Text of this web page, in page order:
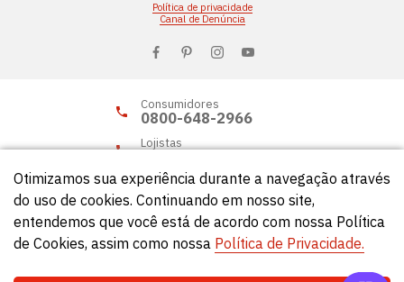
Política de privacidade
Canal de Denúncia
Consumidores
0800-648-2966
Lojistas
© Círculo 2026 - Todos os direitos reservados.
Otimizamos sua experiência durante a navegação através
do uso de cookies. Continuando em nosso site,
entendemos que você está de acordo com nossa Política
de Cookies, assim como nossa Política de Privacidade.